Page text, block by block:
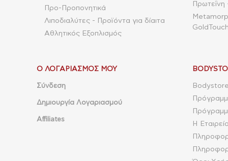
Προ-Προπονητικά
Λιποδιαλύτες - Προϊόντα για δίαιτα
Αθλητικός Εξοπλισμός
Ο ΛΟΓΑΡΙΑΣΜΌΣ ΜΟΥ
Σύνδεση
Δημιουργία Λογαριασμού
Affiliates
Η